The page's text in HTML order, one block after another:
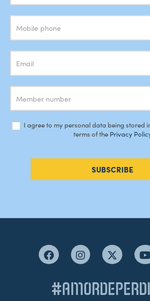
Newsletter
I agree to my personal data being stored
terms of the Privacy
SUBSCRIBE